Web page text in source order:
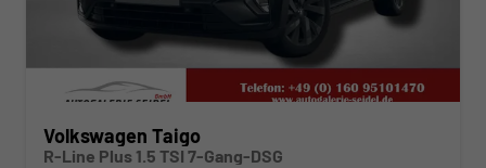
Volkswagen Taigo
R-Line Plus 1.5 TSI 7-Gang-DSG